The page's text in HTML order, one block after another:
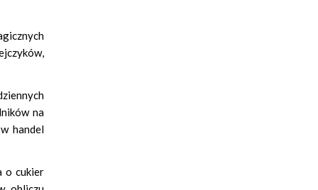
na
handel
o cukier